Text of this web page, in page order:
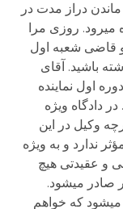
دراز مدت در
می­رود. روزی مرا
و قاضی شعبه اول
باشید. آقای
اول نماینده
دادگاه ویژه
وکیل در این
ندارد و به ویژه
و عقیدتی هیچ
صادر می­شود.
که خواهم